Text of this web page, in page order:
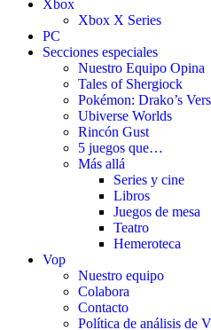
Xbox
Xbox X Series
PC
Secciones especiales
Nuestro Equipo Opina
Tales of Shergiock
Pokémon: Drako’s
Ubiverse Worlds
Rincón Gust
5 juegos que…
Más allá
Series y cine
Libros
Juegos de mesa
Teatro
Hemeroteca
Vop
Nuestro equipo
Colabora
Contacto
Política de análisis de